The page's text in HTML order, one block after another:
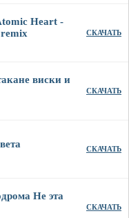
Heart -
СКАЧАТЬ
виски и
СКАЧАТЬ
СКАЧАТЬ
Не эта
СКАЧАТЬ